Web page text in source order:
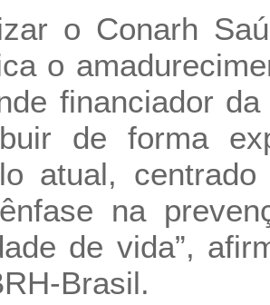
o Conarh
o
financiador
de forma
atual,
na
de vida”,
Brasil.